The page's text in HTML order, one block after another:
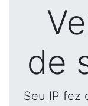
de
Seu IP fez